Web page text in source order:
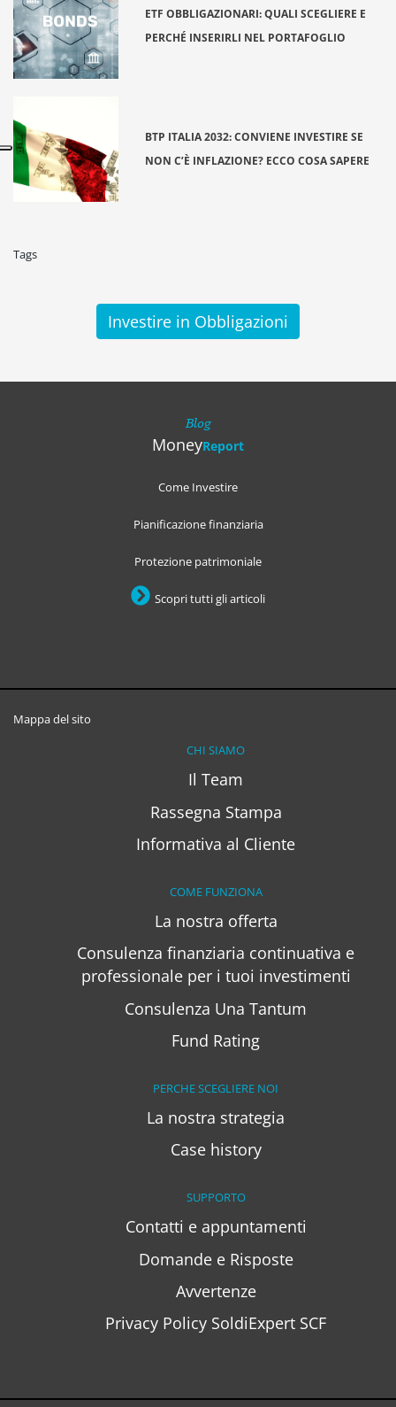
ETF OBBLIGAZIONARI: QUALI SCEGLIERE E
PERCHÉ INSERIRLI NEL PORTAFOGLIO
BTP ITALIA 2032: CONVIENE INVESTIRE SE
NON C’È INFLAZIONE? ECCO COSA SAPERE
Tags
Investire in Obbligazioni
Blog
MoneyReport
Come Investire
Pianificazione finanziaria
Protezione patrimoniale
Scopri tutti gli articoli
Mappa del sito
CHI SIAMO
Il Team
Rassegna Stampa
Informativa al Cliente
COME FUNZIONA
La nostra offerta
Consulenza finanziaria continuativa e
professionale per i tuoi investimenti
Consulenza Una Tantum
Fund Rating
PERCHE SCEGLIERE NOI
La nostra strategia
Case history
SUPPORTO
Contatti e appuntamenti
Domande e Risposte
Avvertenze
Privacy Policy SoldiExpert SCF